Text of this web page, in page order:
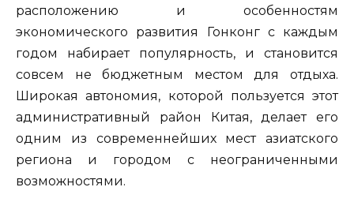
расположению и особенностям
экономического развития Гонконг с каждым
годом набирает популярность, и становится
совсем не бюджетным местом для отдыха.
Широкая автономия, которой пользуется этот
административный район Китая, делает его
одним из современнейших мест азиатского
региона и городом с неограниченными
возможностями.